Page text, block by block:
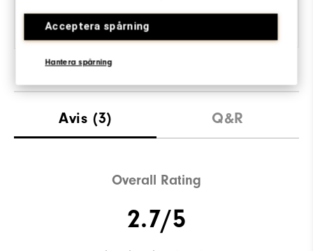
Acceptera spårning
Hantera spårning
Medel
Avis (3) Q&R
Overall Rating
2.7/5